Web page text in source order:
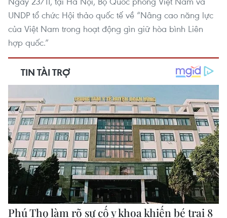
UNDP tổ chức Hội thảo quốc tế về “Nâng cao năng lực
của Việt Nam trong hoạt động gìn giữ hòa bình Liên
hợp quốc.”